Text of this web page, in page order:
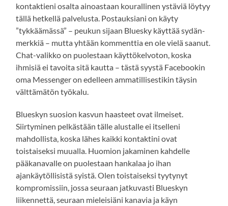
kontaktieni osalta ainoastaan kourallinen ystäviä löytyy
tällä hetkellä palvelusta. Postauksiani on käyty
”tykkäämässä” – peukun sijaan Bluesky käyttää sydän-
merkkiä – mutta yhtään kommenttia en ole vielä saanut.
Chat-valikko on puolestaan käyttökelvoton, koska
ihmisiä ei tavoita sitä kautta – tästä syystä Facebookin
oma Messenger on edelleen ammatillisestikin täysin
välttämätön työkalu.
Blueskyn suosion kasvun haasteet ovat ilmeiset.
Siirtyminen pelkästään tälle alustalle ei itselleni
mahdollista, koska lähes kaikki kontaktini ovat
toistaiseksi muualla. Huomion jakaminen kahdelle
pääkanavalle on puolestaan hankalaa jo ihan
ajankäytöllisistä syistä. Olen toistaiseksi tyytynyt
kompromissiin, jossa seuraan jatkuvasti Blueskyn
liikennettä, seuraan mieleisiäni kanavia ja käyn